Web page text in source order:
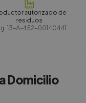
autorizado de
residuos
13-A-452-00140441
Domicilio